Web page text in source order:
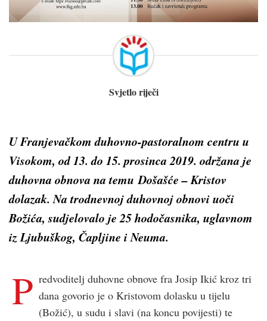
Svjetlo riječi
U Franjevačkom duhovno-pastoralnom centru u
Visokom, od 13. do 15. prosinca 2019. održana je
duhovna obnova na temuDošašće – Kristov
dolazak. Na trodnevnoj duhovnoj obnovi uoči
Božića, sudjelovalo je 25 hodočasnika, uglavnom
iz Ljubuškog, Čapljine i Neuma.
P redvoditelj duhovne obnove fra Josip Ikić kroz tri
dana govorio je o Kristovom dolasku u tijelu
(Božić), u sudu i slavi (na koncu povijesti) te